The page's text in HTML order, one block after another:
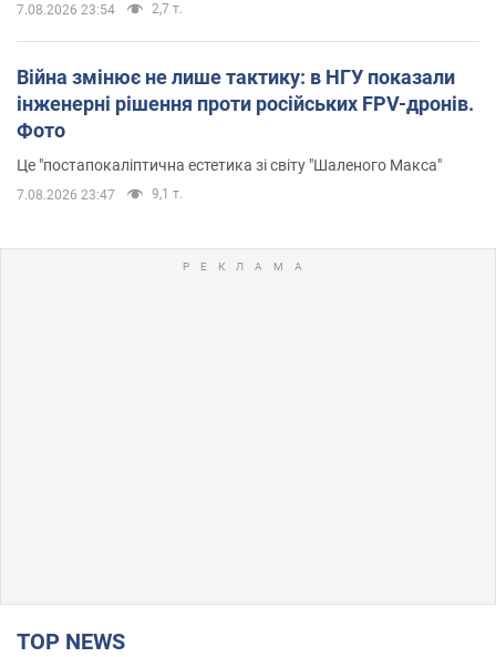
7.08.2026 23:54 2,7 т.
Війна змінює не лише тактику: в НГУ показали
інженерні рішення проти російських FPV-дронів.
Фото
Це "постапокаліптична естетика зі світу "Шаленого Макса"
7.08.2026 23:47 9,1 т.
TOP NEWS